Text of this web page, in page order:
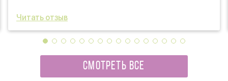
Читать отзыв
СМОТРЕТЬ ВСЕ